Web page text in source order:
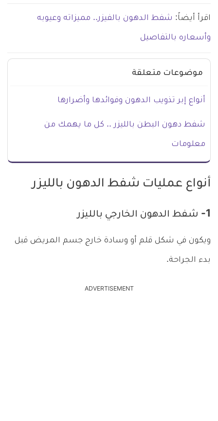
اقرأ أيضاً: شفط الدهون بالفيزر.. مميزاته وعيوبه
وأسعاره بالتفاصيل
موضوعات متعلقة
أنواع إبر تذويب الدهون وفوائدها وأضرارها
شفط دهون البطن بالليزر .. كل ما يهمك من
معلومات
أنواع عمليات شفط الدهون بالليزر
1- شـفط الدهون الخارجي بالليزر
ويكون في شكل قلم أو وسادة خارج جسم المريض قبل
بدء الجراحة.
ADVERTISEMENT